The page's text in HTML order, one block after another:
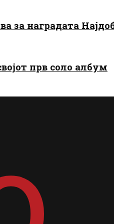
за наградата
прв соло албум